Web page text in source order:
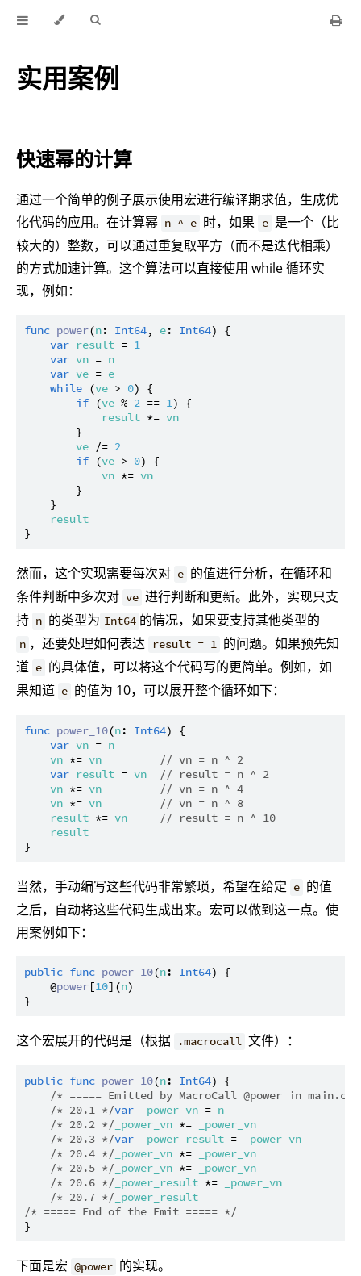
实用案例
快速幂的计算
通过一个简单的例子展示使用宏进行编译期求值，生成优
化代码的应用。在计算幂 n ^ e 时，如果 e 是一个（比
较大的）整数，可以通过重复取平方（而不是迭代相乘）
的方式加速计算。这个算法可以直接使用 while 循环实
现，例如：
func power(n: Int64, e: Int64) {
var result = 1
var vn = n
var ve = e
while (ve > 0) {
if (ve % 2 == 1) {
result *= vn
        }
ve /= 2
if (ve > 0) {
vn *= vn
        }
    }
result
然而，这个实现需要每次对 e 的值进行分析，在循环和
条件判断中多次对 ve 进行判断和更新。此外，实现只支
持 n 的类型为 Int64 的情况，如果要支持其他类型的
n ，还要处理如何表达 result = 1 的问题。如果预先知
道 e 的具体值，可以将这个代码写的更简单。例如，如
果知道 e 的值为 10，可以展开整个循环如下：
func power_10(n: Int64) {
var vn = n
vn *= vn
// vn = n ^ 2
var result = vn
// result = n ^ 2
vn *= vn
// vn = n ^ 4
vn *= vn
// vn = n ^ 8
result *= vn
// result = n ^ 10
result
当然，手动编写这些代码非常繁琐，希望在给定 e 的值
之后，自动将这些代码生成出来。宏可以做到这一点。使
用案例如下：
public func power_10(n: Int64) {
    @
power[10](n)
这个宏展开的代码是（根据 .macrocall 文件）：
public func power_10(n: Int64) {
/* ===== Emitted by MacroCall @power in
/* 20.1 */var _power_vn = n
/* 20.2 */ _power_vn *=
_power_vn
/* 20.3 */var _power_result =
_power_vn
/* 20.4 */ _power_vn *=
_power_vn
/* 20.5 */ _power_vn *=
_power_vn
/* 20.6 */ _power_result *=
_power_vn
/* 20.7 */ _power_result
/* ===== End of the Emit ===== */
下面是宏 @power 的实现。